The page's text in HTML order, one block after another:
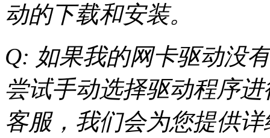
动的下载和安装。
Q: 如果我的网卡驱动没
尝试手动选择驱动程序
客服，我们会为您提供